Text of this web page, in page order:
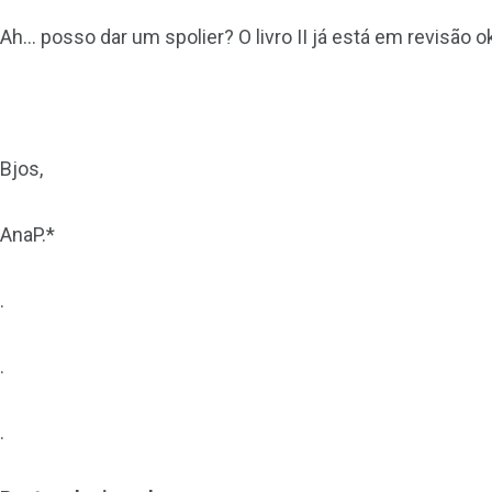
Ah… posso dar um spolier? O livro II já está em revisão
Bjos,
AnaP.*
.
.
.